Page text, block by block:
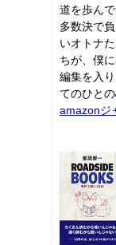
道を歩ん
多数決で
いオトナ
ちが、僕
編集を入
てのひとの
amazonジ